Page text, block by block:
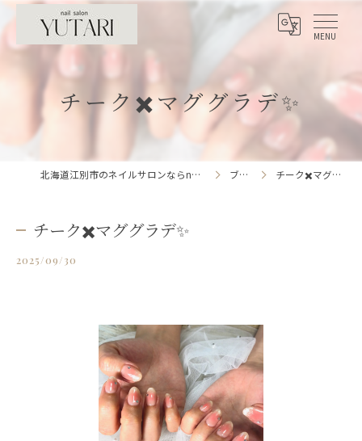
チーク✖️マググラデ✨
北海道江別市のネイルサロンならnailsalon YUTARI ブログ チーク✖️マググラデ✨
チーク✖️マググラデ✨
2025/09/30